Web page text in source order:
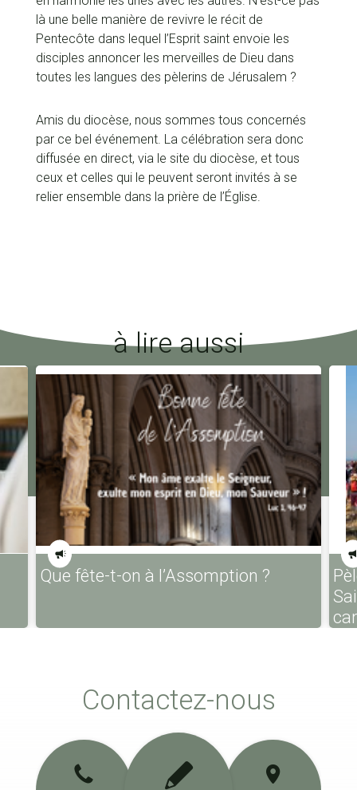
là une belle manière de revivre le récit de
Pentecôte dans lequel l’Esprit saint envoie les
disciples annoncer les merveilles de Dieu dans
toutes les langues des pèlerins de Jérusalem ?
Amis du diocèse, nous sommes tous concernés
par ce bel événement. La célébration sera donc
diffusée en direct, via le site du diocèse, et tous
ceux et celles qui le peuvent seront invités à se
relier ensemble dans la prière de l’Église.
à lire aussi
Que fête-t-on à l’Assomption ?
Contactez-nous